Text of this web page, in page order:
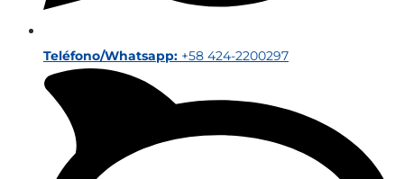
Teléfono/Whatsapp: +58 424-2200297